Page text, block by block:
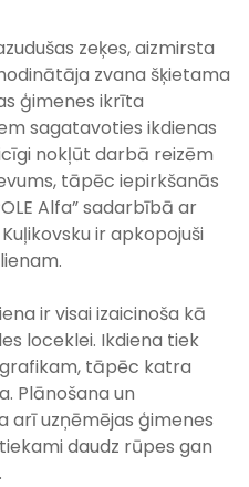
zeķes, aizmirsta
zvana šķietama
ģimenes ikrīta
sagatavoties ikdienas
nokļūt darbā reizēm
tāpēc iepirkšanās
Alfa” sadarbībā ar
ir apkopojuši
ir visai izaicinoša kā
loceklei. Ikdiena tiek
tāpēc katra
Plānošana un
arī uzņēmējas ģimenes
daudz rūpes gan